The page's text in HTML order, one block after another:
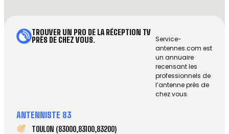
TROUVER UN PRO DE LA RÉCEPTION TV
PRÈS DE CHEZ VOUS.
Service-
antennes.com est
un annuaire
recensant les
professionnels de
l’antenne près de
chez vous.
ANTENNISTE 83
TOULON (83000,83100,83200)